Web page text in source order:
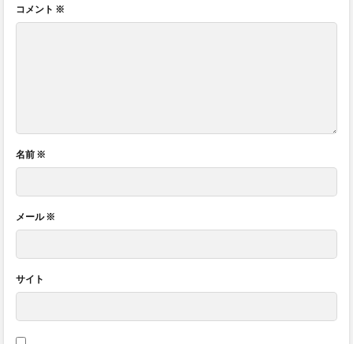
コメント ※
名前 ※
メール※
サイト